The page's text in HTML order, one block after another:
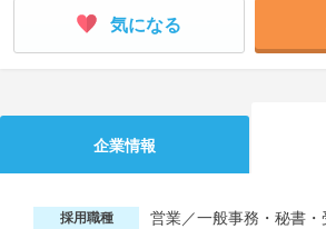
気になる
企業情報
採用職種
営業／一般事務・秘書